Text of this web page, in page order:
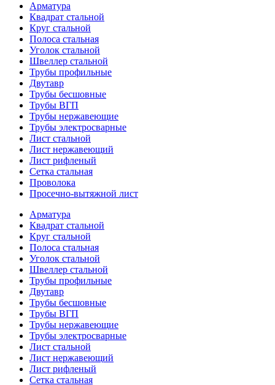
Арматура
Квадрат стальной
Круг стальной
Полоса стальная
Уголок стальной
Швеллер стальной
Трубы профильные
Двутавр
Трубы бесшовные
Трубы ВГП
Трубы нержавеющие
Трубы электросварные
Лист стальной
Лист нержавеющий
Лист рифленый
Сетка стальная
Проволока
Просечно-вытяжной лист
Арматура
Квадрат стальной
Круг стальной
Полоса стальная
Уголок стальной
Швеллер стальной
Трубы профильные
Двутавр
Трубы бесшовные
Трубы ВГП
Трубы нержавеющие
Трубы электросварные
Лист стальной
Лист нержавеющий
Лист рифленый
Сетка стальная